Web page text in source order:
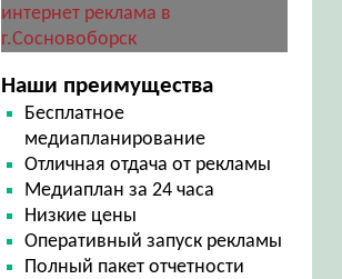
интернет реклама в
г.Сосновоборск
Наши преимущества
Бесплатное
медиапланирование
Отличная отдача от рекламы
Медиаплан за 24 часа
Низкие цены
Оперативный запуск рекламы
Полный пакет отчетности